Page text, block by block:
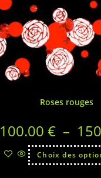
Roses rouges
100.00€ –
Choix des